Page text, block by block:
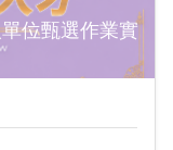
位甄選作業實